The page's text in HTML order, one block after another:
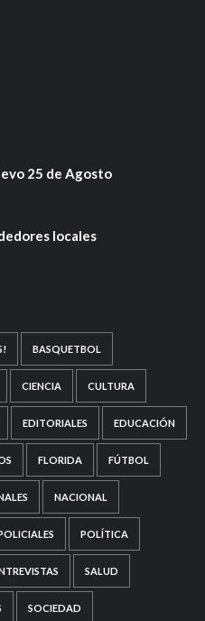
25 de Agosto
locales
BASQUETBOL
CIENCIA CULTURA
EDITORIALES EDUCACIÓN
FLORIDA FÚTBOL
NACIONAL
POLÍTICA
SALUD
SOCIEDAD